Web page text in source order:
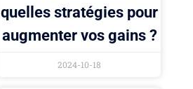
quelles stratégies pour
augmenter vos gains ?
2024-10-18